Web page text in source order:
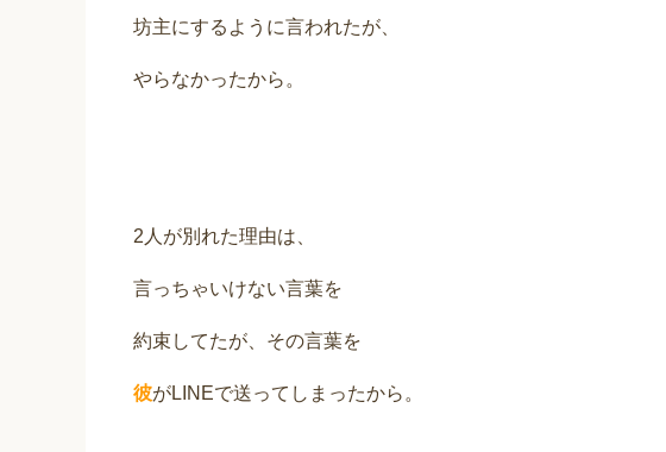
坊主にするように言われたが、
やらなかったから。
2人が別れた理由は、
言っちゃいけない言葉を
約束してたが、その言葉を
彼がLINEで送ってしまったから。